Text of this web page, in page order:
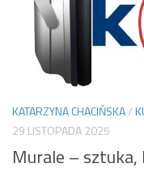
KATARZYNA CHACIŃSKA/
29 LISTOPADA 2025
Murale – sztuka,